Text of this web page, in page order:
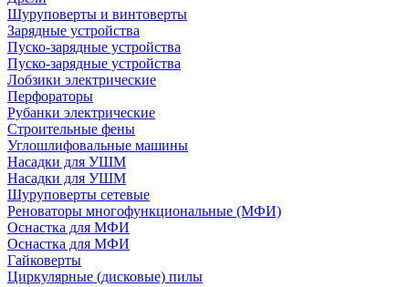
Шуруповерты и винтоверты
Зарядные устройства
Пуско-зарядные устройства
Пуско-зарядные устройства
Лобзики электрические
Перфораторы
Рубанки электрические
Строительные фены
Углошлифовальные машины
Насадки для УШМ
Насадки для УШМ
Шуруповерты сетевые
Реноваторы многофункциональные (МФИ)
Оснастка для МФИ
Оснастка для МФИ
Гайковерты
Циркулярные (дисковые) пилы